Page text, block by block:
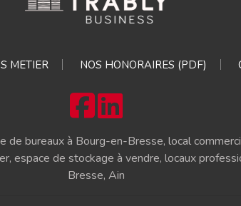
METIER NOS HONORAIRES (PDF)
bureaux à Bourg-en-Bresse, local
espace de stockage à vendre, locaux
Bresse, Ain